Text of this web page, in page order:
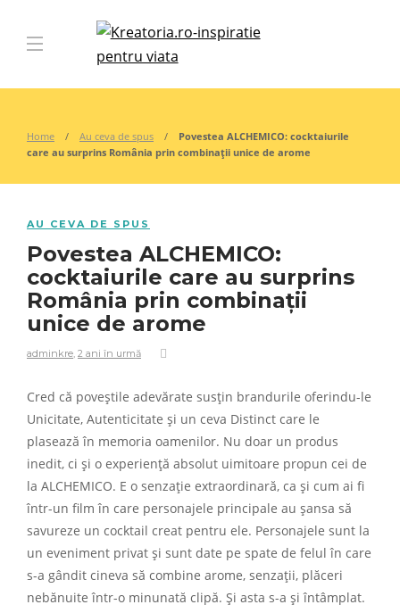
Home Au ceva de spus
Povestea ALCHEMICO: cocktaiurile
care au surprins România prin combinații unice de arome
AU CEVA DE SPUS
Povestea ALCHEMICO:
cocktaiurile care au surprins
România prin combinații
unice de arome
adminkre, 2 ani în urmă
Cred că poveștile adevărate susțin brandurile oferindu-le
Unicitate, Autenticitate și un ceva Distinct care le
plasează în memoria oamenilor. Nu doar un produs
inedit, ci și o experiență absolut uimitoare propun cei de
la ALCHEMICO. E o senzație extraordinară, ca și cum ai fi
într-un film în care personajele principale au șansa să
savureze un cocktail creat pentru ele. Personajele sunt la
un eveniment privat și sunt date pe spate de felul în care
s-a gândit cineva să combine arome, senzații, plăceri
nebănuite într-o minunată clipă. Și asta s-a și întâmplat.